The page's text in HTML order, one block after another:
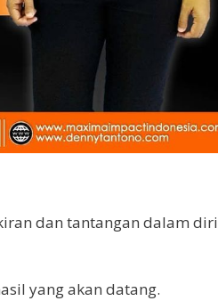
dan tantangan dalam diri
yang akan datang.